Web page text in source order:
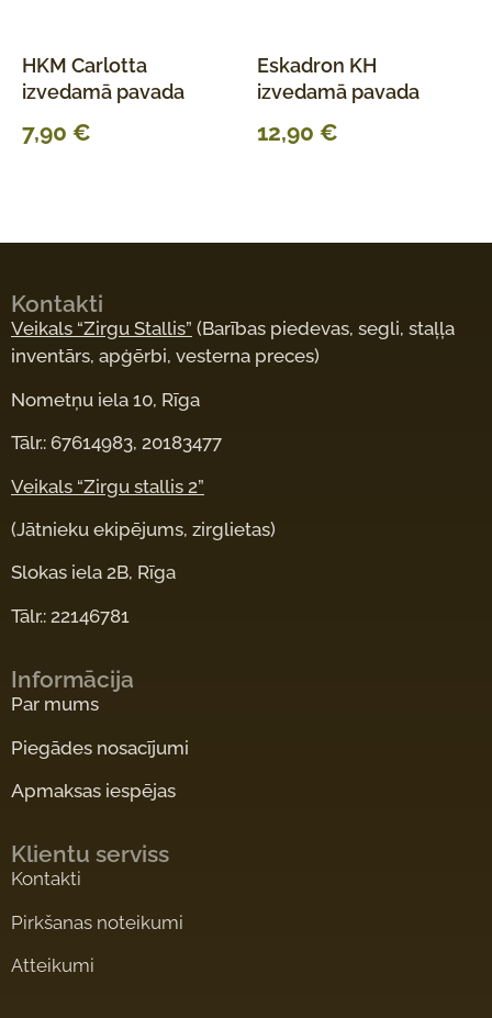
HKM Carlotta
izvedamā pavada
7,90 €
Eskadron KH
izvedamā pavada
12,90 €
Kontakti
Veikals “Zirgu Stallis” (Barības piedevas, segli, staļļa
inventārs, apģērbi, vesterna preces)
Nometņu iela 10, Rīga
Tālr.: 67614983, 20183477
Veikals “Zirgu stallis 2”
(Jātnieku ekipējums, zirglietas)
Slokas iela 2B, Rīga
Tālr.: 22146781
Informācija
Par mums
Piegādes nosacījumi
Apmaksas iespējas
Klientu serviss
Kontakti
Pirkšanas noteikumi
Atteikumi